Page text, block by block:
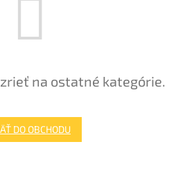
na ostatné kategórie.
DO OBCHODU